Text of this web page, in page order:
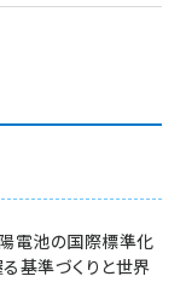
電池の国際標準化
基準づくりと世界